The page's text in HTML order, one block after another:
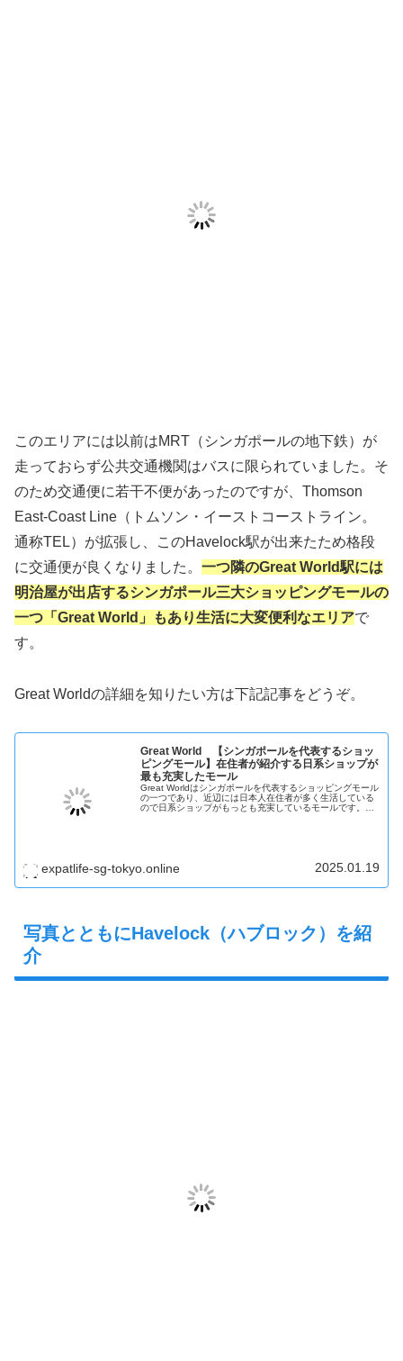
このエリアには以前はMRT（シンガポールの地下鉄）が
走っておらず公共交通機関はバスに限られていました。そ
のため交通便に若干不便があったのですが、Thomson
East-Coast Line（トムソン・イーストコーストライン。
通称TEL）が拡張し、このHavelock駅が出来たため格段
に交通便が良くなりました。 一つ隣のGreat World駅には
明治屋が出店するシンガポール三大ショッピングモールの
一つ「Great World」もあり生活に大変便利なエリアで
す。
Great Worldの詳細を知りたい方は下記記事をどうぞ。
Great World 【シンガポールを代表するショッ
ピングモール】在住者が紹介する日系ショップが
最も充実したモール
Great Worldはシンガポールを代表するショッピングモール
の一つであり、近辺には日本人在住者が多く生活している
ので日系ショップがもっとも充実しているモールです。シ
expatlife-sg-tokyo.online 2025.01.19
写真とともにHavelock（ハブロック）を紹
介